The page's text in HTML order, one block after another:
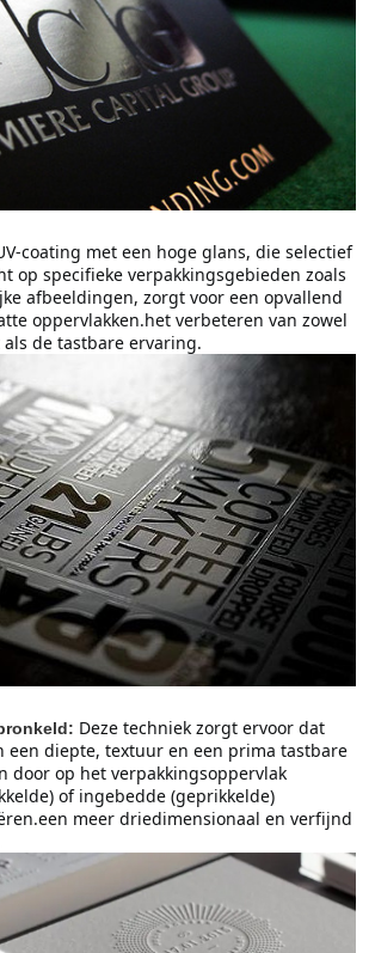
coating met een hoge glans, die selectief
op specifieke verpakkingsgebieden zoals
afbeeldingen, zorgt voor een opvallend
oppervlakken.het verbeteren van zowel
de tastbare ervaring.
Deze techniek zorgt ervoor dat
een diepte, textuur en een prima tastbare
door op het verpakkingsoppervlak
of ingebedde (geprikkelde)
meer driedimensionaal en verfijnd